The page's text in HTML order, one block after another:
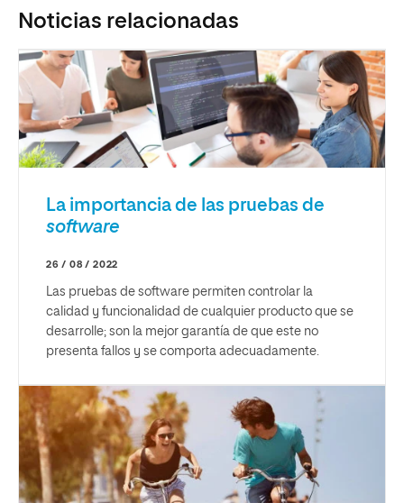
Noticias relacionadas
La importancia de las pruebas de
software
26 / 08 / 2022
Las pruebas de software permiten controlar la
calidad y funcionalidad de cualquier producto que se
desarrolle; son la mejor garantía de que este no
presenta fallos y se comporta adecuadamente.